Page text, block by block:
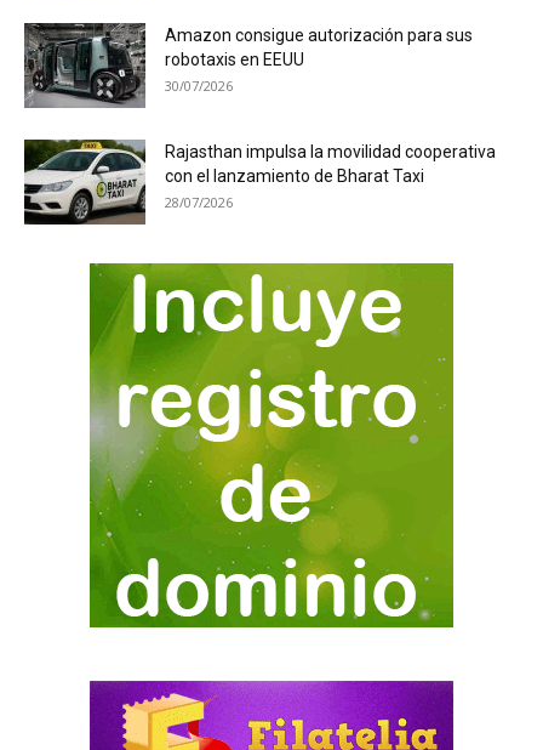
Amazon consigue autorización para sus
robotaxis en EEUU
30/07/2026
Rajasthan impulsa la movilidad cooperativa
con el lanzamiento de Bharat Taxi
28/07/2026